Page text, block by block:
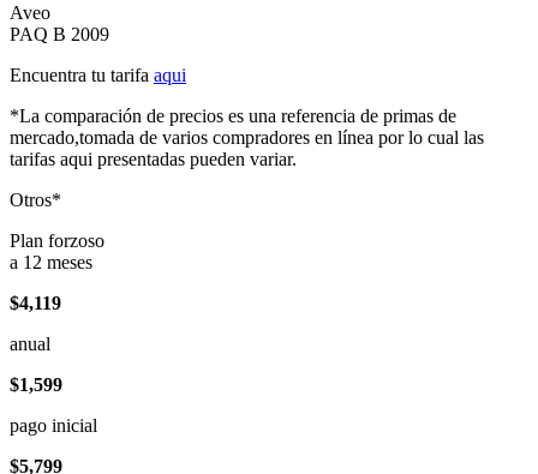
Aveo
PAQ B 2009
Encuentra tu tarifa aqui
*La comparación de precios es una referencia de primas de
mercado,tomada de varios compradores en línea por lo cual las
tarifas aqui presentadas pueden variar.
Otros*
Plan forzoso
a 12 meses
$4,119
anual
$1,599
pago inicial
$5,799